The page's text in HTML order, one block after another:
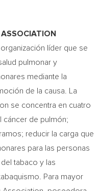
líder que se
pulmonar y
mediante la
de la causa. La
se concentra en cuatro
cáncer de pulmón;
reducir la carga que
para las personas
tabaco y las
Para mayor